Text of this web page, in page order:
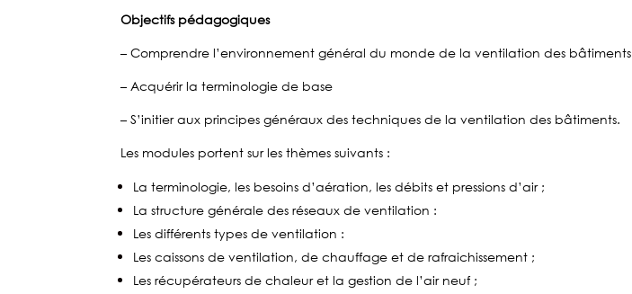
Objectifs pédagogiques
– Comprendre l’environnement général du monde de la ventilation des bâtiments
– Acquérir la terminologie de base
– S’initier aux principes généraux des techniques de la ventilation des bâtiments.
Les modules portent sur les thèmes suivants :
La terminologie, les besoins d’aération, les débits et pressions d’air ;
La structure générale des réseaux de ventilation :
Les différents types de ventilation :
Les caissons de ventilation, de chauffage et de rafraichissement ;
Les récupérateurs de chaleur et la gestion de l’air neuf ;